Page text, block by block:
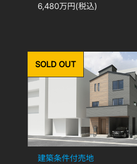
6,480万円(税込)
SOLD OUT
建築条件付売地